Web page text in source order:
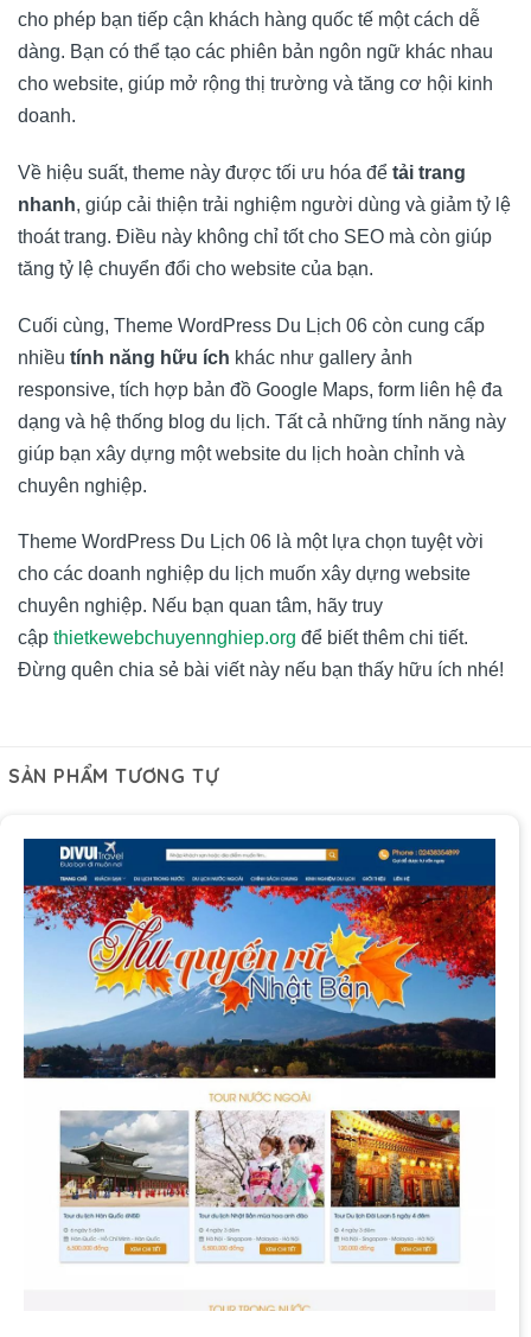
cho phép bạn tiếp cận khách hàng quốc tế một cách dễ
dàng. Bạn có thể tạo các phiên bản ngôn ngữ khác nhau
cho website, giúp mở rộng thị trường và tăng cơ hội kinh
doanh.
Về hiệu suất, theme này được tối ưu hóa để tải trang
nhanh, giúp cải thiện trải nghiệm người dùng và giảm tỷ lệ
thoát trang. Điều này không chỉ tốt cho SEO mà còn giúp
tăng tỷ lệ chuyển đổi cho website của bạn.
Cuối cùng, Theme WordPress Du Lịch 06 còn cung cấp
nhiều tính năng hữu ích khác như gallery ảnh
responsive, tích hợp bản đồ Google Maps, form liên hệ đa
dạng và hệ thống blog du lịch. Tất cả những tính năng này
giúp bạn xây dựng một website du lịch hoàn chỉnh và
chuyên nghiệp.
Theme WordPress Du Lịch 06 là một lựa chọn tuyệt vời
cho các doanh nghiệp du lịch muốn xây dựng website
chuyên nghiệp. Nếu bạn quan tâm, hãy truy
cập thietkewebchuyennghiep.org để biết thêm chi tiết.
Đừng quên chia sẻ bài viết này nếu bạn thấy hữu ích nhé!
SẢN PHẨM TƯƠNG TỰ